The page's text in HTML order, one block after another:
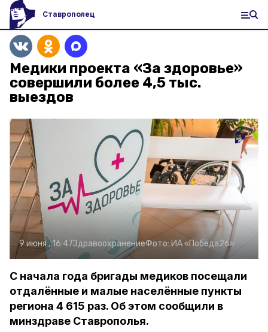
Ставрополец
Медики проекта «За здоровье»
совершили более 4,5 тыс.
выездов
9 июня , 16:47ЗдравоохранениеФото: ИА «Победа26»
С начала года бригады медиков посещали
отдалённые и малые населённые пункты
региона 4 615 раз. Об этом сообщили в
минздраве Ставрополья.